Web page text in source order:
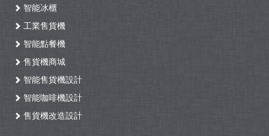
智能冰櫃
工業售貨機
智能點餐機
售貨機商城
智能售貨機設計
智能咖啡機設計
售貨機改造設計